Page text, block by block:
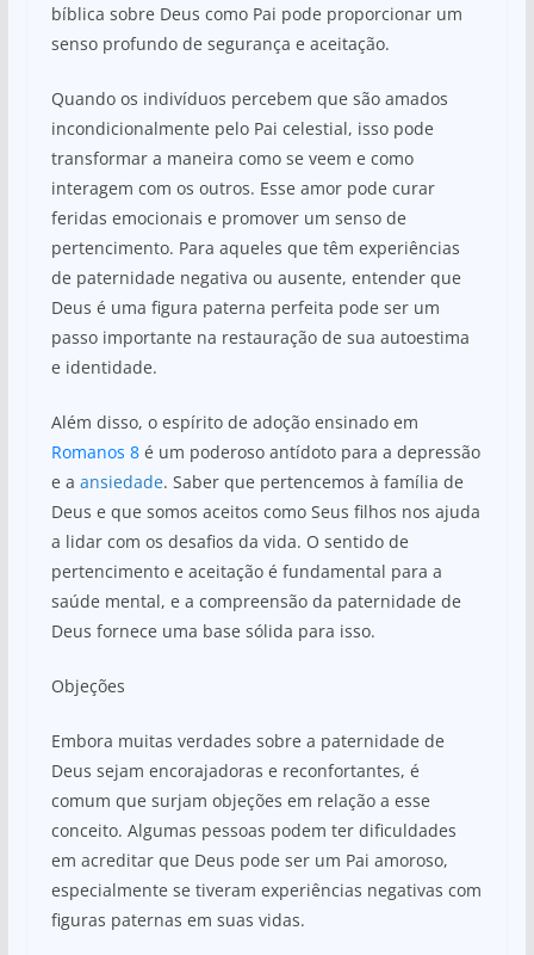
bíblica sobre Deus como Pai pode proporcionar um
senso profundo de segurança e aceitação.
Quando os indivíduos percebem que são amados
incondicionalmente pelo Pai celestial, isso pode
transformar a maneira como se veem e como
interagem com os outros. Esse amor pode curar
feridas emocionais e promover um senso de
pertencimento. Para aqueles que têm experiências
de paternidade negativa ou ausente, entender que
Deus é uma figura paterna perfeita pode ser um
passo importante na restauração de sua autoestima
e identidade.
Além disso, o espírito de adoção ensinado em
Romanos 8é um poderoso antídoto para a depressão
e a ansiedade. Saber que pertencemos à família de
Deus e que somos aceitos como Seus filhos nos ajuda
a lidar com os desafios da vida. O sentido de
pertencimento e aceitação é fundamental para a
saúde mental, e a compreensão da paternidade de
Deus fornece uma base sólida para isso.
Objeções
Embora muitas verdades sobre a paternidade de
Deus sejam encorajadoras e reconfortantes, é
comum que surjam objeções em relação a esse
conceito. Algumas pessoas podem ter dificuldades
em acreditar que Deus pode ser um Pai amoroso,
especialmente se tiveram experiências negativas com
figuras paternas em suas vidas.